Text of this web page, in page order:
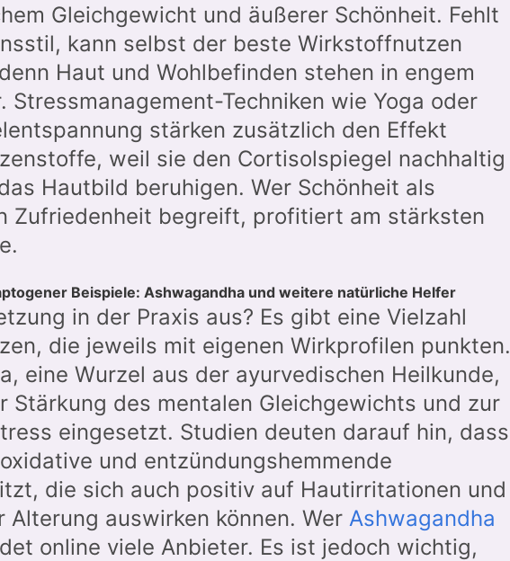
Gleichgewicht und äußerer Schönheit. Fehlt
kann selbst der beste Wirkstoffnutzen
Haut und Wohlbefinden stehen in engem
Stressmanagement-Techniken wie Yoga oder
stärken zusätzlich den Effekt
weil sie den Cortisolspiegel nachhaltig
Hautbild beruhigen. Wer Schönheit als
Zufriedenheit begreift, profitiert am stärksten
Beispiele: Ashwagandha und weitere natürliche Helfer
in der Praxis aus? Es gibt eine Vielzahl
die jeweils mit eigenen Wirkprofilen punkten.
eine Wurzel aus der ayurvedischen Heilkunde,
Stärkung des mentalen Gleichgewichts und zur
eingesetzt. Studien deuten darauf hin, dass
und entzündungshemmende
die sich auch positiv auf Hautirritationen und
Alterung auswirken können. Wer Ashwagandha
online viele Anbieter. Es ist jedoch wichtig,